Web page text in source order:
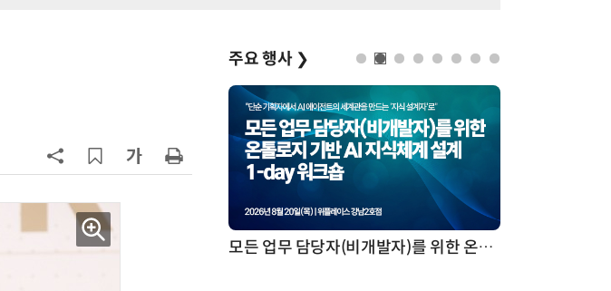
주요 행사 ❯
모든 업무 담당자(비개발자)를 위한 온톨로지 기반 AI 지식체계 설계 1-day 워크숍